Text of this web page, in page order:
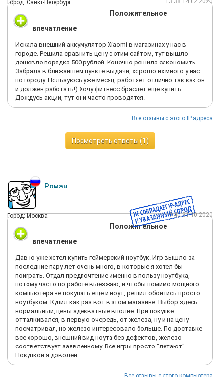
Город: Санкт-Петербург 13:38 14.02.2020
Положительное
впечатление
Искала внешний аккумулятор Xiaomi в магазинах у нас в
городе. Решила сравнить цену с этим сайтом, тут вышло
дешевле порядка 500 рублей. Конечно решила сэкономить.
Забрала в ближайшем пункте выдачи, хорошо их много у нас
по городу. Пользуюсь уже месяц, работает отлично так как он
и должен работать!) Хочу фитнесс браслет ещё купить.
Дождусь акции, тут они часто проводятся.
Все отзывы с этого IP адреса
Посмотреть ответы (1)
Роман
Город: Москва 19:40 31.10.2020
Положительное
впечатление
Давно уже хотел купить геймерский ноутбук. Игр вышло за
последние пару лет очень много, в которые я хотел бы
поиграть. Отдал предпочтение именно в пользу ноутбука,
потому часто по работе выезжаю, и чтобы помимо мощного
компьютера не покупать еще и ноут, решил обойтись просто
ноутбуком. Купил как раз вот в этом магазине. Выбор здесь
нормальный, цены адекватные вполне. При покупке
отталкивался, в первую очередь, от железа, ну и на цену
посматривал, но железо интересовало больше. По доставке
все хорошо, внешний вид ноута без дефектов, железо
соответствует заявленному. Все игры просто "летают".
Покупкой я доволен
Все отзывы с этого компьютера